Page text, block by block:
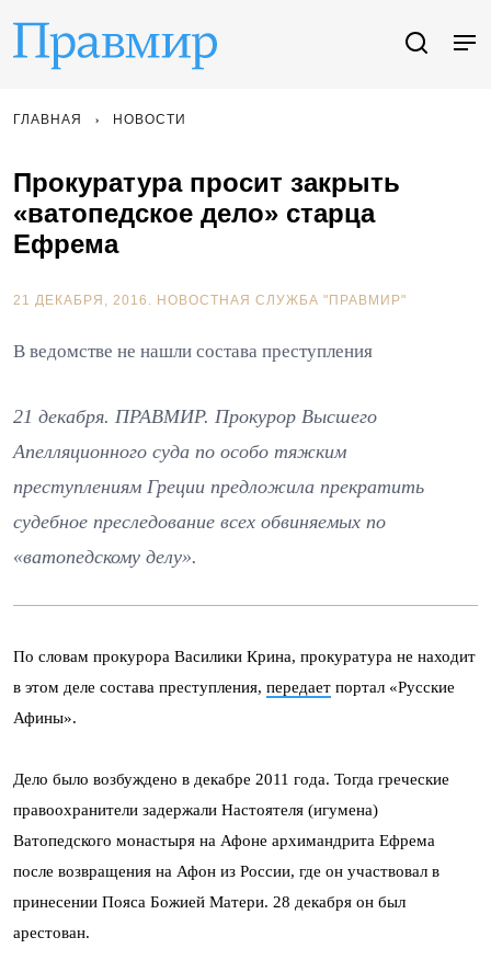
ГЛАВНАЯ НОВОСТИ
Прокуратура просит закрыть
«ватопедское дело» старца
Ефрема
21 ДЕКАБРЯ, 2016. НОВОСТНАЯ СЛУЖБА "ПРАВМИР"
В ведомстве не нашли состава преступления
21 декабря. ПРАВМИР. Прокурор Высшего
Апелляционного суда по особо тяжким
преступлениям Греции предложила прекратить
судебное преследование всех обвиняемых по
«ватопедскому делу».
По словам прокурора Василики Крина, прокуратура не находит
в этом деле состава преступления, передает портал «Русские
Афины».
Дело было возбуждено в декабре 2011 года. Тогда греческие
правоохранители задержали Настоятеля (игумена)
Ватопедского монастыря на Афоне архимандрита Ефрема
после возвращения на Афон из России, где он участвовал в
принесении Пояса Божией Матери. 28 декабря он был
арестован.